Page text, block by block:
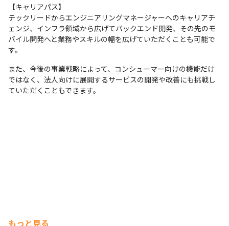
【キャリアパス】
テックリードからエンジニアリングマネージャーへのキャリアチ
ェンジ、インフラ領域から広げてバックエンド開発、その先のモ
バイル開発へと業務やスキルの幅を広げていただくことも可能で
す。
また、今後の事業戦略によって、コンシューマー向けの機能だけ
ではなく、法人向けに展開するサービスの開発や改善にも挑戦し
ていただくこともできます。
もっと見る